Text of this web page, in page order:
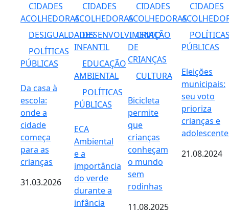
CIDADES
ACOLHEDORAS
DESIGUALDADES
POLÍTICAS
PÚBLICAS
Da casa à
escola:
onde a
cidade
começa
para as
crianças
31.03.2026
CIDADES
ACOLHEDORAS
DESENVOLVIMENTO
INFANTIL
EDUCAÇÃO
AMBIENTAL
POLÍTICAS
PÚBLICAS
ECA
Ambiental
e a
importância
do verde
durante a
infância
CIDADES
ACOLHEDORAS
CRIAÇÃO
DE
CRIANÇAS
CULTURA
Bicicleta
permite
que
crianças
conheçam
o mundo
sem
rodinhas
11.08.2025
CIDADES
PÚBLICAS
Eleições
municipais:
seu voto
prioriza
crianças e
21.08.2024